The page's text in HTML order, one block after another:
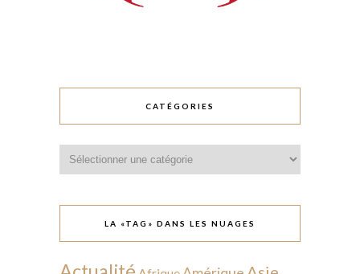
CATÉGORIES
LA «TAG» DANS LES NUAGES